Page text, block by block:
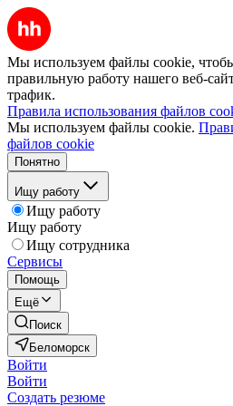
Мы используем файлы cookie,
правильную работу нашего веб-
трафик.
Правила использования файлов
Мы используем файлы cookie.
файлов cookie
Понятно
Ищу работу
Ищу работу
Ищу работу
Ищу сотрудника
Сервисы
Помощь
Ещё
Поиск
Беломорск
Войти
Войти
Создать резюме